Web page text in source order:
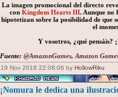
La imagen promocional del directo
con Kingdom Hearts III. Aunque no
hipotetizan sobre la posibilidad de que
el
Y vosotros, ¿qué pensáis?
Fuente: @AmazonGames, Amazon
19 Nov 2018 22:08:06 by HollowRiku
¡Nomura le dedica una